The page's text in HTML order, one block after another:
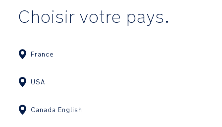
Choisir votre pays.
France
USA
Canada English